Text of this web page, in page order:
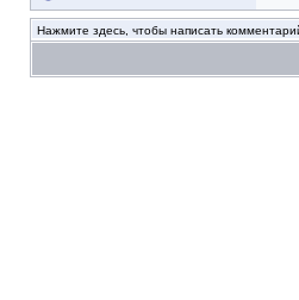
Нажмите здесь, чтобы написать